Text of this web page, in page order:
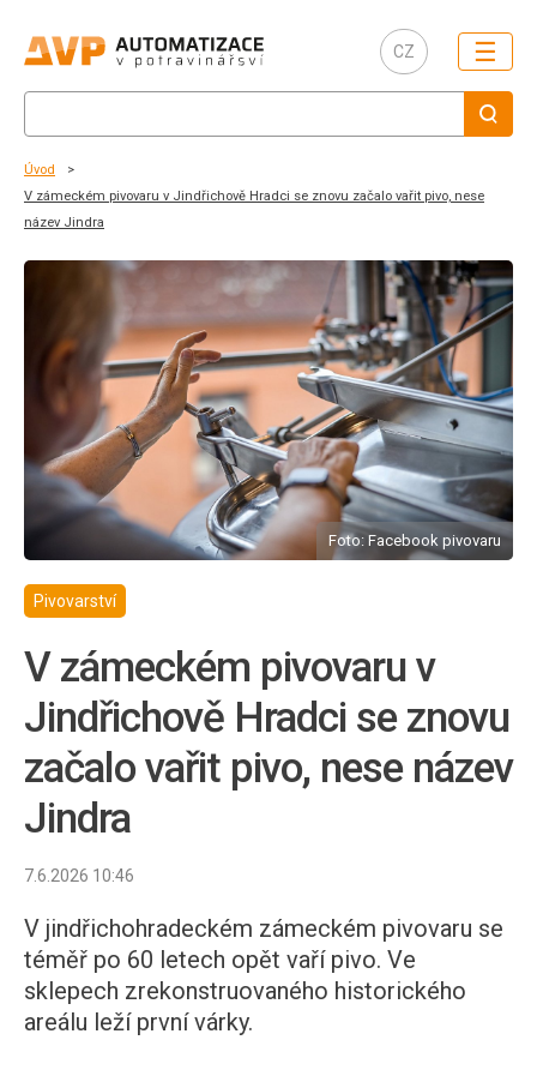
CZ ☰
Úvod
V zámeckém pivovaru v Jindřichově Hradci se znovu začalo vařit pivo, nese
název Jindra
Foto: Facebook pivovaru
Pivovarství
V zámeckém pivovaru v
Jindřichově Hradci se znovu
začalo vařit pivo, nese název
Jindra
7.6.2026 10:46
V jindřichohradeckém zámeckém pivovaru se
téměř po 60 letech opět vaří pivo. Ve
sklepech zrekonstruovaného historického
areálu leží první várky.